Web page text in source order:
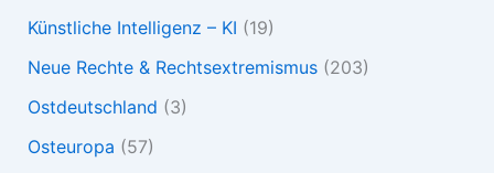
Künstliche Intelligenz – KI (19)
Neue Rechte & Rechtsextremismus(203)
Ostdeutschland (3)
Osteuropa (57)